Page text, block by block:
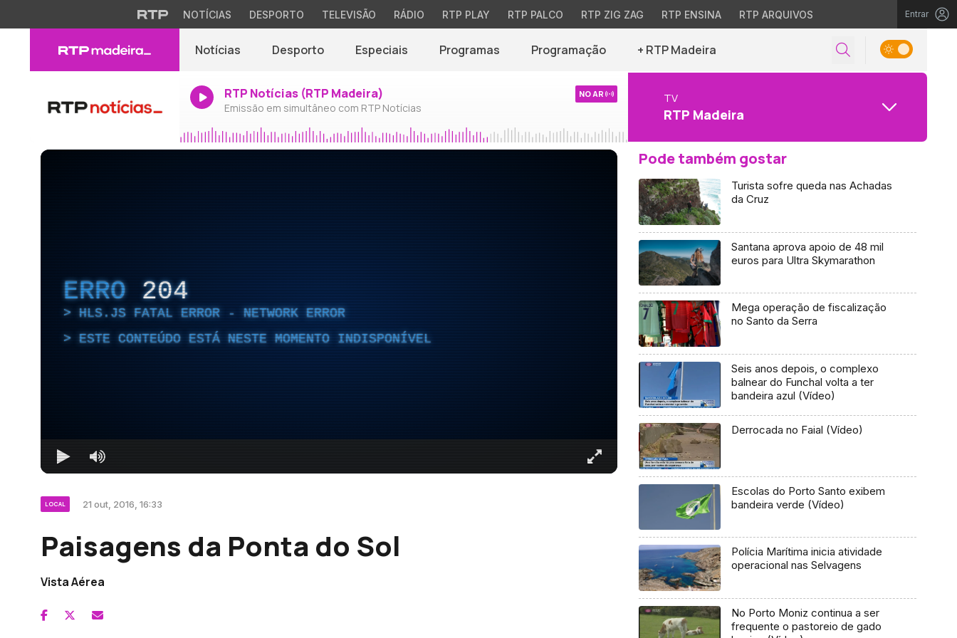
NOTÍCIAS DESPORTO TELEVISÃO RÁDIO RTP PLAY RTP PALCO RTP ZIG ZAG RTP ENSINA RTP ARQUIVOS Entrar
Notícias Desporto Especiais Programas Programação + RTP Madeira
RTP Notícias (RTP Madeira)
Emissão em simultâneo com RTP Notícias
NO AR TV
RTP Madeira
ERRO 204
HLS.JS FATAL ERROR - NETWORK ERROR
ESTE CONTEÚDO ESTÁ NESTE MOMENTO INDISPONÍVEL
LOCAL 21 out, 2016, 16:33
Paisagens da Ponta do Sol
Vista Aérea
Pode também gostar
Turista sofre queda nas Achadas
da Cruz
Santana aprova apoio de 48 mil
euros para Ultra Skymarathon
Mega operação de fiscalização
no Santo da Serra
Seis anos depois, o complexo
balnear do Funchal volta a ter
bandeira azul (Vídeo)
Derrocada no Faial (Vídeo)
Escolas do Porto Santo exibem
bandeira verde (Vídeo)
Polícia Marítima inicia atividade
operacional nas Selvagens
No Porto Moniz continua a ser
frequente o pastoreio de gado